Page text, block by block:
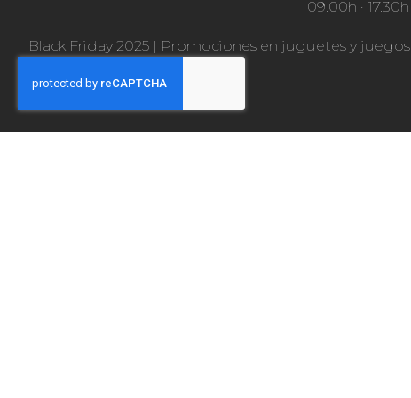
09.00h · 17.30h
Black Friday 2025 | Promociones en juguetes y juegos